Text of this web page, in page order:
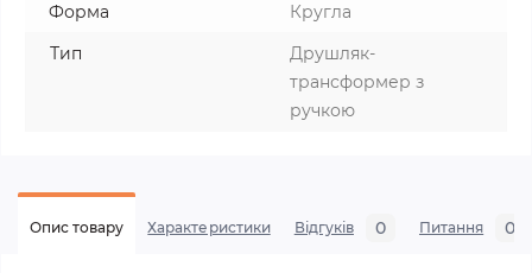
Форма
Кругла
Тип
Друшляк-
трансформер з
ручкою
Опис товару Характеристики Відгуків 0 Питання 0